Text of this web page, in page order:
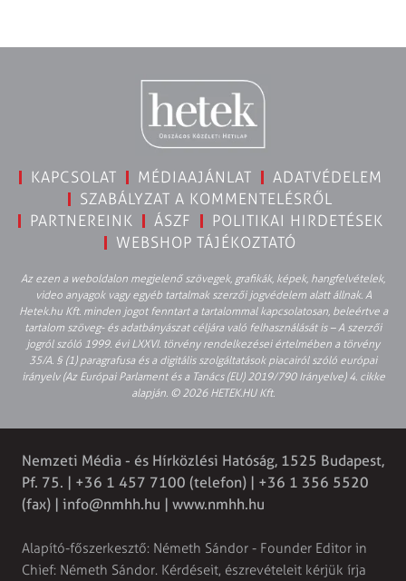
KAPCSOLAT MÉDIAAJÁNLAT
ADATVÉDELEM
SZABÁLYZAT A KOMMENTELÉSRŐL
PARTNEREINK
ÁSZF
POLITIKAI HIRDETÉSEK
WEBSHOP TÁJÉKOZTATÓ
Az ezen a weboldalon megjelenő szövegek, grafikák, képek, hangfelvételek,
video anyagok vagy egyéb tartalmak szerzői jogvédelem alatt állnak. A
Hetek.hu Kft. minden jogot fenntart a tartalommal kapcsolatosan, beleértve a
tartalom szöveg- és adatbányászat céljára való felhasználását is – A szerzői
jogról szóló 1999. évi LXXVI. törvény rendelkezései értelmében a törvény
35/A. § (1) paragrafusa és a digitális szolgáltatások piacairól szóló európai
irányelv (Az Európai Parlament és a Tanács (EU) 2019/790 Irányelve) 4. cikke
alapján. © 2026 HETEK.HU Kft.
Nemzeti Média - és Hírközlési Hatóság, 1525 Budapest,
Pf. 75. | +36 1 457 7100 (telefon) | +36 1 356 5520
(fax) | info@nmhh.hu | www.nmhh.hu
Alapító-főszerkesztő: Németh Sándor - Founder Editor in
Chief: Németh Sándor. Kérdéseit, észrevételeit kérjük írja